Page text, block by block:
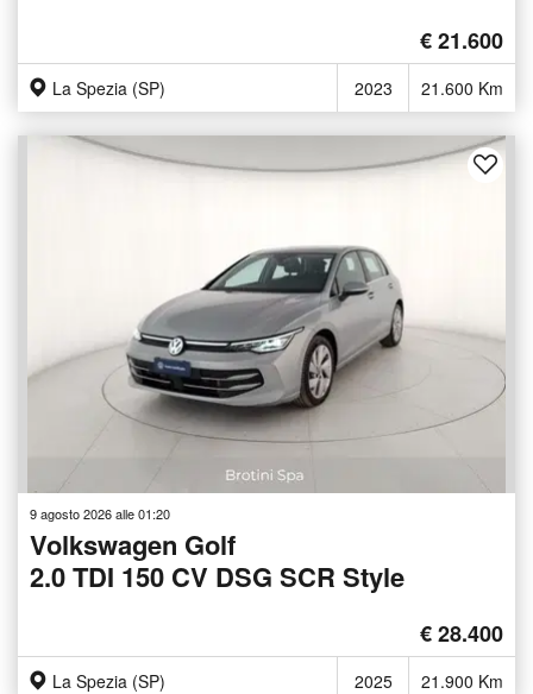
€ 21.600
La Spezia (SP) 2023 21.600 Km
9 agosto 2026 alle 01:20
Volkswagen Golf
2.0 TDI 150 CV DSG SCR Style
€ 28.400
La Spezia (SP) 2025 21.900 Km